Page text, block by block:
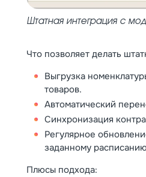
Штатная интеграция с
Что позволяет делать
Выгрузка
товаров.
Автоматический
Синхронизация
Регулярное
заданному
Плюсы подхода: